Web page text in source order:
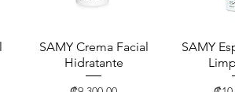
Vista rápida
SAMY Crema Facial
Hidratante
SAMY